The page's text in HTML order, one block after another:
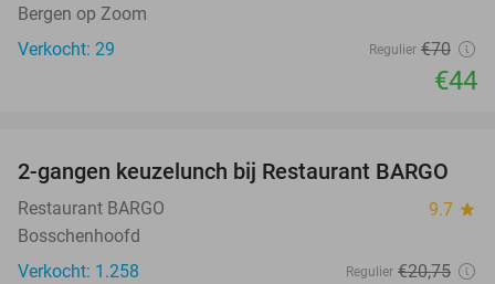
Bergen op Zoom
Verkocht: 29
Regulier €70
€44
33%
2-gangen keuzelunch bij Restaurant BARGO
Restaurant BARGO 9.7 star
Bosschenhoofd
Verkocht: 1.258
Regulier €20,75